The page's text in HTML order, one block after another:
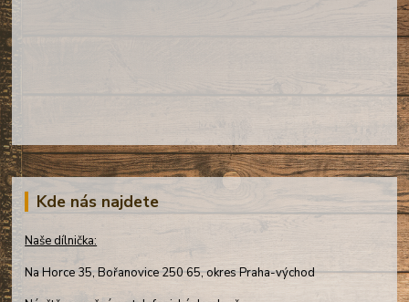
Kde nás najdete
Naše dílnička:
Na Horce 35, Bořanovice 250 65, okres Praha-východ